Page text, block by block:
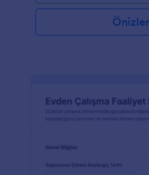
paylaşın ve kısa sürede yanıt
gönderimler Jotform
saklanır, istediğiniz cihazda
fazla popüler üçüncü taraf
etmek isterseniz, sürükle-
ihtiyaçlarını göz önünde
nedenle bir Çalışan Müsaitlik